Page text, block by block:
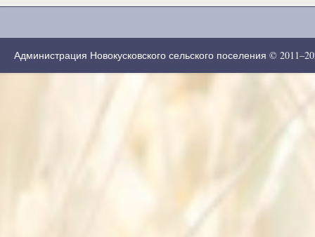
Администрация Новокусковского сельского поселения ©